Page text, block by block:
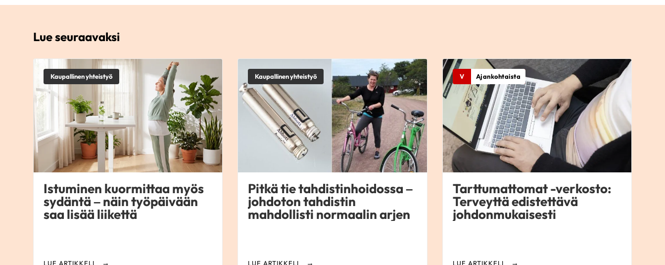
Lue seuraavaksi
Kaupallinen yhteistyö
Istuminen kuormittaa myös
sydäntä – näin työpäivään
saa lisää liikettä
LUE ARTIKKELI
Kaupallinen yhteistyö
Pitkä tie tahdistinhoidossa –
johdoton tahdistin
mahdollisti normaalin arjen
LUE ARTIKKELI
V Ajankohtaista
Tarttumattomat -verkosto:
Terveyttä edistettävä
johdonmukaisesti
LUE ARTIKKELI